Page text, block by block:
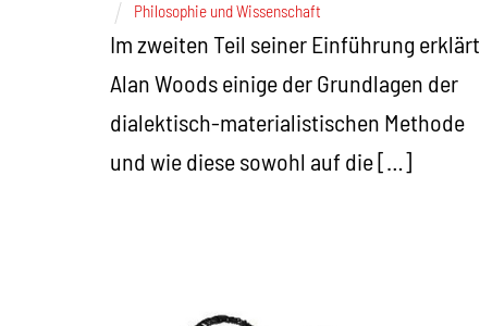
Philosophie und Wissenschaft
Im zweiten Teil seiner Einführung erklärt
Alan Woods einige der Grundlagen der
dialektisch-materialistischen Methode
und wie diese sowohl auf die […]